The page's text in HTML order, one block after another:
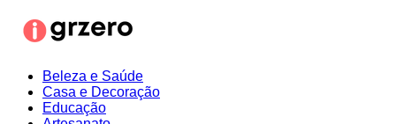
para
Beleza e Saúde
Casa e Decoração
Educação